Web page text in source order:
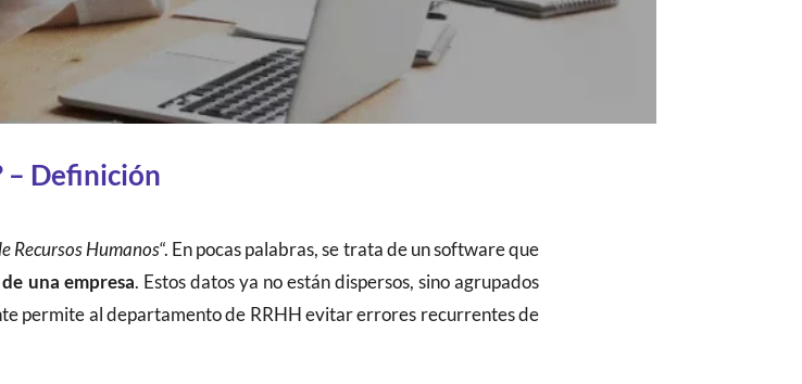
– Definición
Recursos Humanos“. En pocas palabras, se trata de un software que
una empresa. Estos datos ya no están dispersos, sino agrupados
permite al departamento de RRHH evitar errores recurrentes de